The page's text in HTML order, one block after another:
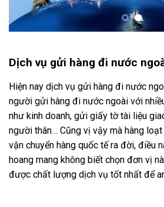
Dịch vụ gửi hàng đi nước
Hiện nay dịch vụ gửi hàng đi nước
người gửi hàng đi nước ngoài với
như kinh doanh, gửi giấy tờ tài liệu
người thân… Cũng vị vậy mà hàng
vận chuyển hàng quốc tế ra đời, điều
hoang mang không biết chọn đơn vị
được chất lượng dịch vụ tốt nhất để